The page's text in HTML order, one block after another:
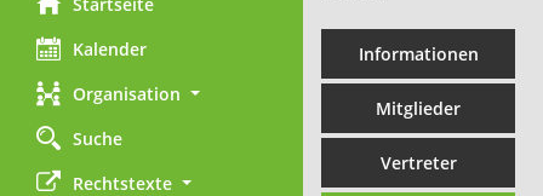
Kalender
Organisation
Suche
Rechtstexte
Informationen
Mitglieder
Vertreter